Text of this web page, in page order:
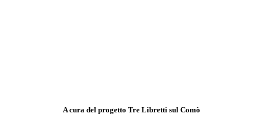
A cura del progetto Tre Libretti sul Comò